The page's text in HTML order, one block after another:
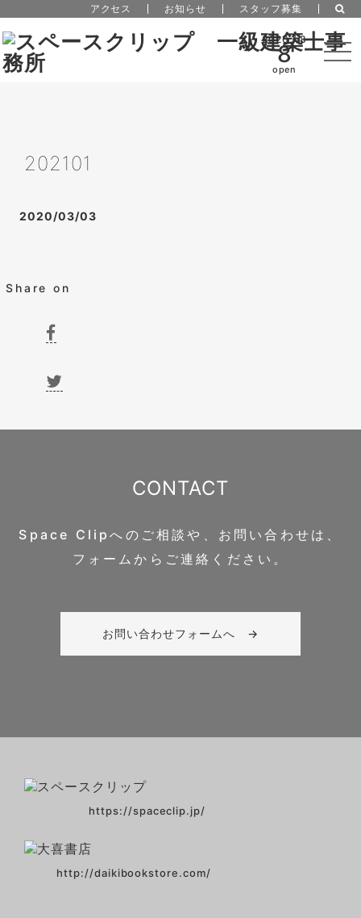
アクセス お知らせ スタッフ募集
2026 / 8
8
open
202101
2020/03/03
Share on
CONTACT
Space Clipへのご相談や、お問い合わせは、
フォームからご連絡ください。
お問い合わせフォームへ →
https://spaceclip.jp/
http://daikibookstore.com/